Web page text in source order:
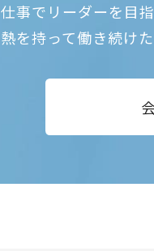
仕事でリーダーを目
熱を持って働き続け